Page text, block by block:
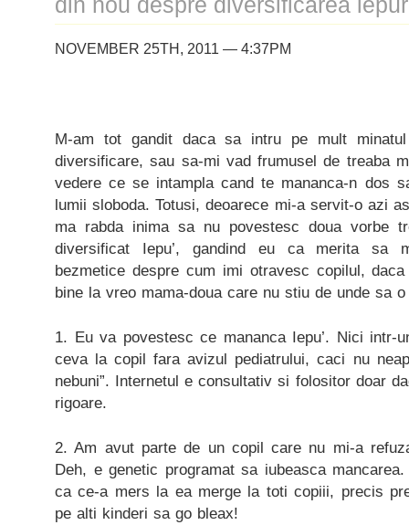
din nou despre diversificarea
NOVEMBER 25TH, 2011 — 4:37PM
M-am tot gandit daca sa intru pe mult
diversificare, sau sa-mi vad frumusel de treaba
vedere ce se intampla cand te mananca-n dos
lumii sloboda. Totusi, deoarece mi-a servit-o azi
ma rabda inima sa nu povestesc doua vorbe
diversificat Iepu’, gandind eu ca merita sa
bezmetice despre cum imi otravesc copilul,
bine la vreo mama-doua care nu stiu de unde sa
1. Eu va povestesc ce mananca Iepu’. Nici intr-
ceva la copil fara avizul pediatrului, caci nu
nebuni”. Internetul e consultativ si folositor doar
rigoare.
2. Am avut parte de un copil care nu mi-a
Deh, e genetic programat sa iubeasca
ca ce-a mers la ea merge la toti copiii, precis
pe alti kinderi sa go bleax!